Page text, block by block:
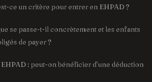
ce un critère pour entrer en EHPAD ?
se passe-t-il concrètement et les enfants
de payer ?
: peut-on bénéficier d’une déduction